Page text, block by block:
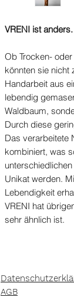
VRENI ist
Ob Trocken-
könnten sie nicht
Handarbeit aus
lebendig
Waldbaum,
Durch diese
Das verarbeitete
kombiniert, was
Unikat werden.
Lebendigkeit
VRENI hat
sehr ähnlich ist.
AGB